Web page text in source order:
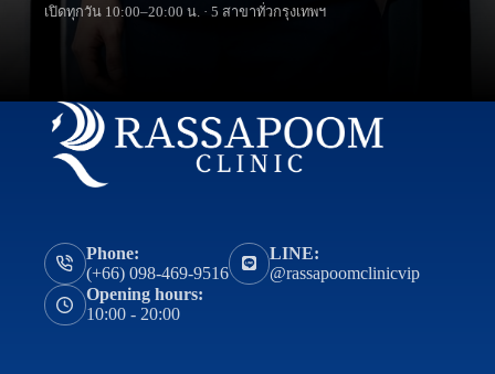
เปิดทุกวัน 10:00–20:00 น. · 5 สาขาทั่วกรุงเทพฯ
Phone:
(+66) 098-469-9516
LINE:
@rassapoomclinicvip
Opening hours:
10:00 - 20:00